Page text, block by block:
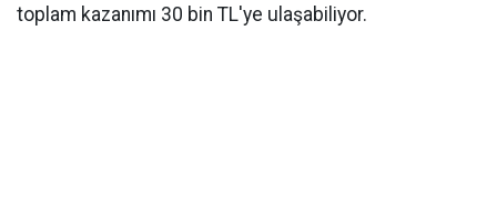
toplam kazanımı 30 bin TL'ye ulaşabiliyor.